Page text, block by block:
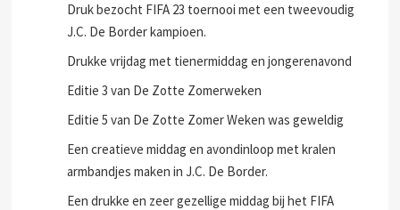
Druk bezocht FIFA 23 toernooi met een tweevoudig
J.C. De Border kampioen.
Drukke vrijdag met tienermiddag en jongerenavond
Editie 3 van De Zotte Zomerweken
Editie 5 van De Zotte Zomer Weken was geweldig
Een creatieve middag en avondinloop met kralen
armbandjes maken in J.C. De Border.
Een drukke en zeer gezellige middag bij het FIFA